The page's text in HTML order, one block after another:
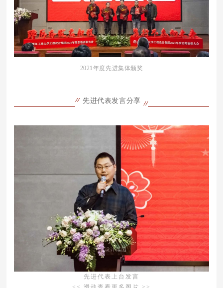
2021年度先进集体颁奖
先进代表发言分享
先进代表上台发言